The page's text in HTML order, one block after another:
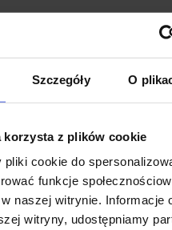
Szczegóły O
korzysta z plików cookie
cookie do
funkcje
naszej witrynie. Informacje
witryny, udostępniamy